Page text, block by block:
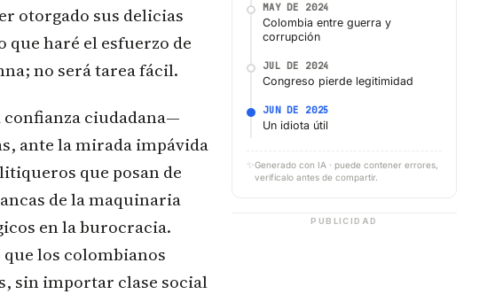
otorgado sus delicias
que haré el esfuerzo de
no será tarea fácil.
ciudadana—
ante la mirada impávida
que posan de
de la maquinaria
en la burocracia.
los colombianos
sin importar clase social
MAY DE 2024
Colombia entre guerra y
corrupción
JUL DE 2024
Congreso pierde legitimidad
JUN DE 2025
Un idiota útil
✨ Generado con IA · puede contener errores,
verifícalo antes de compartir.
PUBLICIDAD